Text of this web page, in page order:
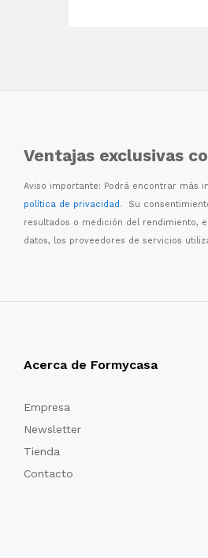
Ventajas exclusivas
Aviso importante: Podrá encontrar más
política de privacidad. Su
resultados o medición del rendimiento,
datos, los proveedores de servicios
Acerca de Formycasa
Empresa
Newsletter
Tienda
Contacto